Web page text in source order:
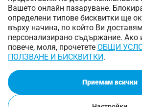
Вашето онлайн пазаруване.
определени типове бисквитки ще
върху начина, по който Ви
персонализирано съдържание. Ако
повече, моля, прочетете ОБЩИ
ПОЛЗВАНЕ И БИСКВИТКИ.
Приемам всички
Начини на доставка:
Copyright © 2025 Лили Дрогерие ЕООД.
запазени.